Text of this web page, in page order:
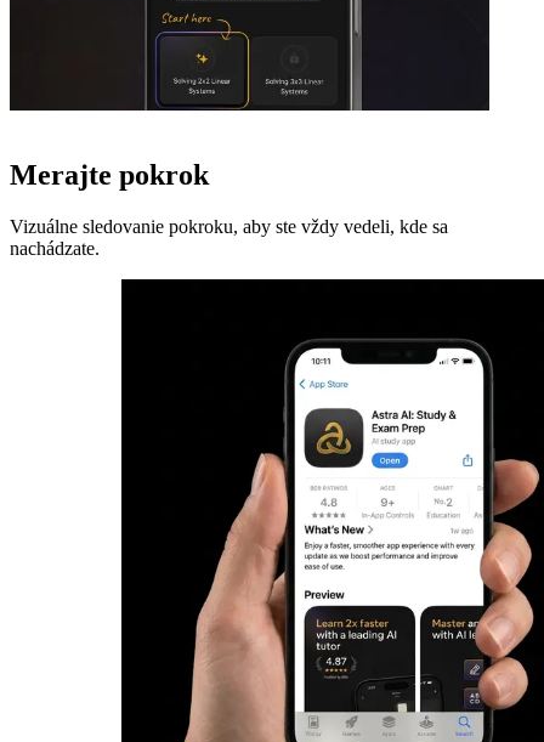
Merajte pokrok
Vizuálne sledovanie pokroku, aby ste vždy vedeli, kde sa
nachádzate.